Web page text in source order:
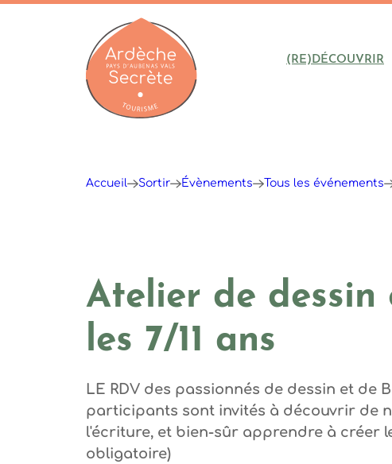
(RE)DÉCOUVRIR
Accueil Sortir Évènements Tous les événements
Atelier de dessin
les 7/11 ans
LE RDV des passionnés de dessin et de
participants sont invités à découvrir de
l'écriture, et bien-sûr apprendre à créer
obligatoire)